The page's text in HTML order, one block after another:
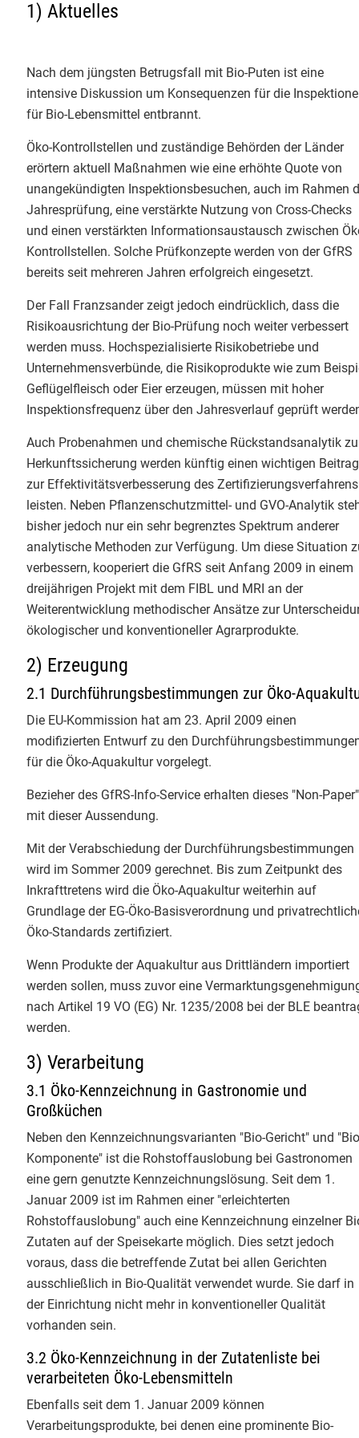
nächsten 30 Jahre.
GfRS Gesellschaft für
Ressourcenschutz mbH
02.08.2026
Natürlich GfRS-#biozertifiziert!
GfRS Gesellschaft für
Ressourcenschutz mbH
30.07.2026
Endspurt beim Basiskurs Bio-
Kontrolle an der Uni Gießen! 🌿 Tag
​Unsere Themen heute:
✅ QS-Systeme: Wie sichern
Unternehmen der ökologischen
Lebensmittelwirtschaft selbst die
Bio-Qualität?
✅ Betrugsbekämpfung: Ein starker
und sehr konkreter Einblick des
LAVE NRWzu Bio-Betrugsfällen
und ihrer Aufdeckung
✅ Die Rollenwippe als Bio-
Simulationen zum professionellen
und sicheren Auftreten als Prüfer:in
vor Ort.
​Die Ausbildung ist intensiv, macht
aber vor allem eines: viel Mut für
​#BioKontrolle #Zertifizierung
Justus-Liebig-Universität Giessen
Christian Herzig
3
GfRS Gesellschaft für
Ressourcenschutz mbH
29.07.2026
Die Integrität der gesamten Bio-
Wertschöpfungskette im Fokus. 🌍
Bei ​Tag 3 des Basislehrgangs Bio-
Kontrolle an der
Universität GiessenmitChristian
Herzigstand heute das
engmaschige Bio-Kontrollsystem
im Mittelpunkt. Den Rahmen dafür
bildete der Vortrag einer
zuständigen Landes-Öko-Behörde
RP Regierungspräsidium Gießen
zu den gesetzlichen Grundlagen
und den Akteuren im deutschen
Bio-Kontrollsystem.
Kontrollrundgänge. Von Bio-
Landwirtschaft über die
Verarbeitung und den Import bis
hin zum Einzelhandelsregal haben
Verarbeitung, Import und
Mo - Fr: 9.00 - 12.00 & 13.00 - 17.00 Uhr
Telefon 0551 - 488 77 31
oderoekosortiment@gfrs.de/
biokueche@ gfrs.de (24/7)
Info-Service 1/2026
Info-Service 3/2025
Info-Service 1/2025
Info-Service 4/2024
Info-Service 3/2024
Info-Service 2/2024
Info-Service 1/2024
Info-Service 4/2023
Info-Service 3/2023
Info-Service 1/2023
Info-Service 4/2022
Info-Service 3/2022
Info-Service 2/2022
Info-Service 1/2022
Info-Service 3/2021
Info-Service 2/2021
Info-Service 1/2021
Info-Service 4/2020
Info-Service 2/2020
Info-Service 1/2020
EU-Bio-Verordnung 2018/848
Termine
Bio-Links
Kontakt
1) Aktuelles
Nach dem jüngsten Betrugsfall mit Bio-Puten ist eine
intensive Diskussion um Konsequenzen für die
für Bio-Lebensmittel entbrannt.
Öko-Kontrollstellen und zuständige Behörden der Länder
erörtern aktuell Maßnahmen wie eine erhöhte Quote von
unangekündigten Inspektionsbesuchen, auch im Rahmen
Jahresprüfung, eine verstärkte Nutzung von Cross-Checks
und einen verstärkten Informationsaustausch zwischen
Kontrollstellen. Solche Prüfkonzepte werden von der GfRS
bereits seit mehreren Jahren erfolgreich eingesetzt.
Der Fall Franzsander zeigt jedoch eindrücklich, dass die
Risikoausrichtung der Bio-Prüfung noch weiter verbessert
werden muss. Hochspezialisierte Risikobetriebe und
Unternehmensverbünde, die Risikoprodukte wie zum
Geflügelfleisch oder Eier erzeugen, müssen mit hoher
Inspektionsfrequenz über den Jahresverlauf geprüft
Auch Probenahmen und chemische Rückstandsanalytik
Herkunftssicherung werden künftig einen wichtigen Beitrag
zur Effektivitätsverbesserung des Zertifizierungsverfahrens
leisten. Neben Pflanzenschutzmittel- und GVO-Analytik
bisher jedoch nur ein sehr begrenztes Spektrum anderer
analytische Methoden zur Verfügung. Um diese Situation
verbessern, kooperiert die GfRS seit Anfang 2009 in einem
dreijährigen Projekt mit dem FIBL und MRI an der
Weiterentwicklung methodischer Ansätze zur
ökologischer und konventioneller Agrarprodukte.
2) Erzeugung
2.1 Durchführungsbestimmungen zur Öko-
Die EU-Kommission hat am 23. April 2009 einen
modifizierten Entwurf zu den
für die Öko-Aquakultur vorgelegt.
Bezieher des GfRS-Info-Service erhalten dieses "Non-Paper"
mit dieser Aussendung.
Mit der Verabschiedung der Durchführungsbestimmungen
wird im Sommer 2009 gerechnet. Bis zum Zeitpunkt des
Inkrafttretens wird die Öko-Aquakultur weiterhin auf
Grundlage der EG-Öko-Basisverordnung und
Öko-Standards zertifiziert.
Wenn Produkte der Aquakultur aus Drittländern importiert
werden sollen, muss zuvor eine
nach Artikel 19 VO (EG) Nr. 1235/2008 bei der BLE
werden.
3) Verarbeitung
3.1 Öko-Kennzeichnung in Gastronomie und
Großküchen
Neben den Kennzeichnungsvarianten "Bio-Gericht" und
Komponente" ist die Rohstoffauslobung bei Gastronomen
eine gern genutzte Kennzeichnungslösung. Seit dem 1.
Januar 2009 ist im Rahmen einer "erleichterten
Rohstoffauslobung" auch eine Kennzeichnung einzelner
Zutaten auf der Speisekarte möglich. Dies setzt jedoch
voraus, dass die betreffende Zutat bei allen Gerichten
ausschließlich in Bio-Qualität verwendet wurde. Sie darf in
der Einrichtung nicht mehr in konventioneller Qualität
vorhanden sein.
3.2 Öko-Kennzeichnung in der Zutatenliste bei
verarbeiteten Öko-Lebensmitteln
Ebenfalls seit dem 1. Januar 2009 können
Verarbeitungsprodukte, bei denen eine prominente Bio-